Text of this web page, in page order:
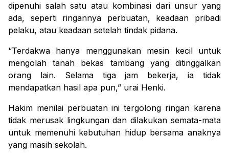
dipenuhi salah satu atau kombinasi dari unsur yang
ada, seperti ringannya perbuatan, keadaan pribadi
pelaku, atau keadaan setelah tindak pidana.
“Terdakwa hanya menggunakan mesin kecil untuk
mengolah tanah bekas tambang yang ditinggalkan
orang lain. Selama tiga jam bekerja, ia tidak
mendapatkan hasil apa pun,” urai Henki.
Hakim menilai perbuatan ini tergolong ringan karena
tidak merusak lingkungan dan dilakukan semata-mata
untuk memenuhi kebutuhan hidup bersama anaknya
yang masih sekolah.